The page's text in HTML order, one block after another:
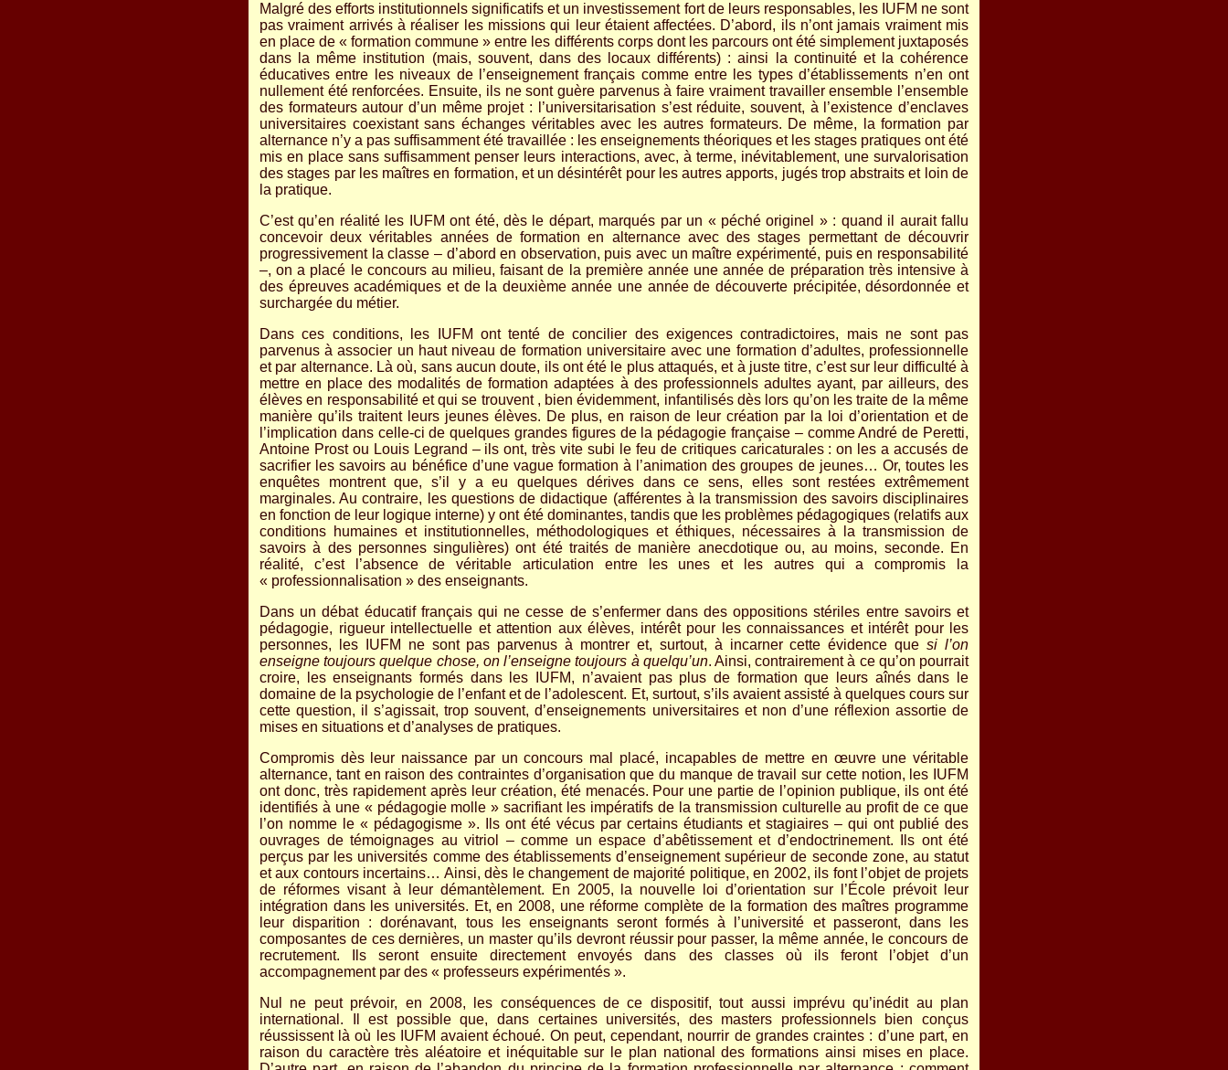
Malgré des efforts institutionnels significatifs et un investissement fort de leurs responsables, les IUFM ne sont
pas vraiment arrivés à réaliser les missions qui leur étaient affectées. D’abord, ils n’ont jamais vraiment mis
en place de « formation commune » entre les différents corps dont les parcours ont été simplement juxtaposés
dans la même institution (mais, souvent, dans des locaux différents) : ainsi la continuité et la cohérence
éducatives entre les niveaux de l’enseignement français comme entre les types d’établissements n’en ont
nullement été renforcées. Ensuite, ils ne sont guère parvenus à faire vraiment travailler ensemble l’ensemble
des formateurs autour d’un même projet : l’universitarisation s’est réduite, souvent, à l’existence d’enclaves
universitaires coexistant sans échanges véritables avec les autres formateurs. De même, la formation par
alternance n’y a pas suffisamment été travaillée : les enseignements théoriques et les stages pratiques ont été
mis en place sans suffisamment penser leurs interactions, avec, à terme, inévitablement, une survalorisation
des stages par les maîtres en formation, et un désintérêt pour les autres apports, jugés trop abstraits et loin de
la pratique.
C’est qu’en réalité les IUFM ont été, dès le départ, marqués par un « péché originel » : quand il aurait fallu
concevoir deux véritables années de formation en alternance avec des stages permettant de découvrir
progressivement la classe – d’abord en observation, puis avec un maître expérimenté, puis en responsabilité
–, on a placé le concours au milieu, faisant de la première année une année de préparation très intensive à
des épreuves académiques et de la deuxième année une année de découverte précipitée, désordonnée et
surchargée du métier.
Dans ces conditions, les IUFM ont tenté de concilier des exigences contradictoires, mais ne sont pas
parvenus à associer un haut niveau de formation universitaire avec une formation d’adultes, professionnelle
et par alternance. Là où, sans aucun doute, ils ont été le plus attaqués, et à juste titre, c’est sur leur difficulté à
mettre en place des modalités de formation adaptées à des professionnels adultes ayant, par ailleurs, des
élèves en responsabilité et qui se trouvent , bien évidemment, infantilisés dès lors qu’on les traite de la même
manière qu’ils traitent leurs jeunes élèves. De plus, en raison de leur création par la loi d’orientation et de
l’implication dans celle-ci de quelques grandes figures de la pédagogie française – comme André de Peretti,
Antoine Prost ou Louis Legrand – ils ont, très vite subi le feu de critiques caricaturales : on les a accusés de
sacrifier les savoirs au bénéfice d’une vague formation à l’animation des groupes de jeunes… Or, toutes les
enquêtes montrent que, s’il y a eu quelques dérives dans ce sens, elles sont restées extrêmement
marginales. Au contraire, les questions de didactique (afférentes à la transmission des savoirs disciplinaires
en fonction de leur logique interne) y ont été dominantes, tandis que les problèmes pédagogiques (relatifs aux
conditions humaines et institutionnelles, méthodologiques et éthiques, nécessaires à la transmission de
savoirs à des personnes singulières) ont été traités de manière anecdotique ou, au moins, seconde. En
réalité, c’est l’absence de véritable articulation entre les unes et les autres qui a compromis la
« professionnalisation » des enseignants.
Dans un débat éducatif français qui ne cesse de s’enfermer dans des oppositions stériles entre savoirs et
pédagogie, rigueur intellectuelle et attention aux élèves, intérêt pour les connaissances et intérêt pour les
personnes, les IUFM ne sont pas parvenus à montrer et, surtout, à incarner cette évidence quesi l’on
enseigne toujours quelque chose, on l’enseigne toujours à quelqu’un. Ainsi, contrairement à ce qu’on pourrait
croire, les enseignants formés dans les IUFM, n’avaient pas plus de formation que leurs aînés dans le
domaine de la psychologie de l’enfant et de l’adolescent. Et, surtout, s’ils avaient assisté à quelques cours sur
cette question, il s’agissait, trop souvent, d’enseignements universitaires et non d’une réflexion assortie de
mises en situations et d’analyses de pratiques.
Compromis dès leur naissance par un concours mal placé, incapables de mettre en œuvre une véritable
alternance, tant en raison des contraintes d’organisation que du manque de travail sur cette notion, les IUFM
ont donc, très rapidement après leur création, été menacés. Pour une partie de l’opinion publique, ils ont été
identifiés à une « pédagogie molle » sacrifiant les impératifs de la transmission culturelle au profit de ce que
l’on nomme le « pédagogisme ». Ils ont été vécus par certains étudiants et stagiaires – qui ont publié des
ouvrages de témoignages au vitriol – comme un espace d’abêtissement et d’endoctrinement. Ils ont été
perçus par les universités comme des établissements d’enseignement supérieur de seconde zone, au statut
et aux contours incertains… Ainsi, dès le changement de majorité politique, en 2002, ils font l’objet de projets
de réformes visant à leur démantèlement. En 2005, la nouvelle loi d’orientation sur l’École prévoit leur
intégration dans les universités. Et, en 2008, une réforme complète de la formation des maîtres programme
leur disparition : dorénavant, tous les enseignants seront formés à l’université et passeront, dans les
composantes de ces dernières, un master qu’ils devront réussir pour passer, la même année, le concours de
recrutement. Ils seront ensuite directement envoyés dans des classes où ils feront l’objet d’un
accompagnement par des « professeurs expérimentés ».
Nul ne peut prévoir, en 2008, les conséquences de ce dispositif, tout aussi imprévu qu’inédit au plan
international. Il est possible que, dans certaines universités, des masters professionnels bien conçus
réussissent là où les IUFM avaient échoué. On peut, cependant, nourrir de grandes craintes : d’une part, en
raison du caractère très aléatoire et inéquitable sur le plan national des formations ainsi mises en place.